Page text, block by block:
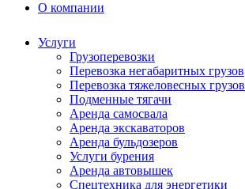
О компании
Услуги
Грузоперевозки
Перевозка негабаритных грузов
Перевозка тяжеловесных грузов
Подменные тягачи
Аренда самосвала
Аренда экскаваторов
Аренда бульдозеров
Услуги бурения
Аренда автовышек
Спецтехника для энергетики